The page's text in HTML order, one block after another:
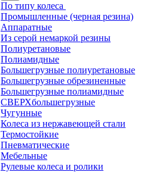
По типу колеса
Промышленные (черная резина)
Аппаратные
Из серой немаркой резины
Полиуретановые
Полиамидные
Большегрузные полиуретановые
Большегрузные обрезиненные
Большегрузные полиамидные
СВЕРХбольшегрузные
Чугунные
Колеса из нержавеющей стали
Термостойкие
Пневматические
Мебельные
Рулевые колеса и ролики